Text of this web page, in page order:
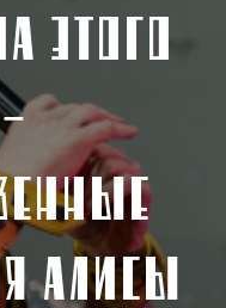
ЭТОГО
АЛИСЫ